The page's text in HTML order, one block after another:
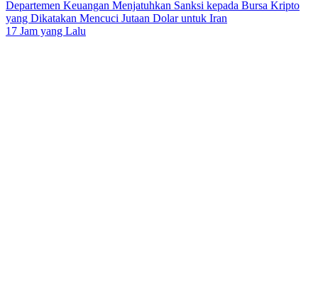
Departemen Keuangan Menjatuhkan Sanksi kepada Bursa Kripto
yang Dikatakan Mencuci Jutaan Dolar untuk Iran
17 Jam yang Lalu